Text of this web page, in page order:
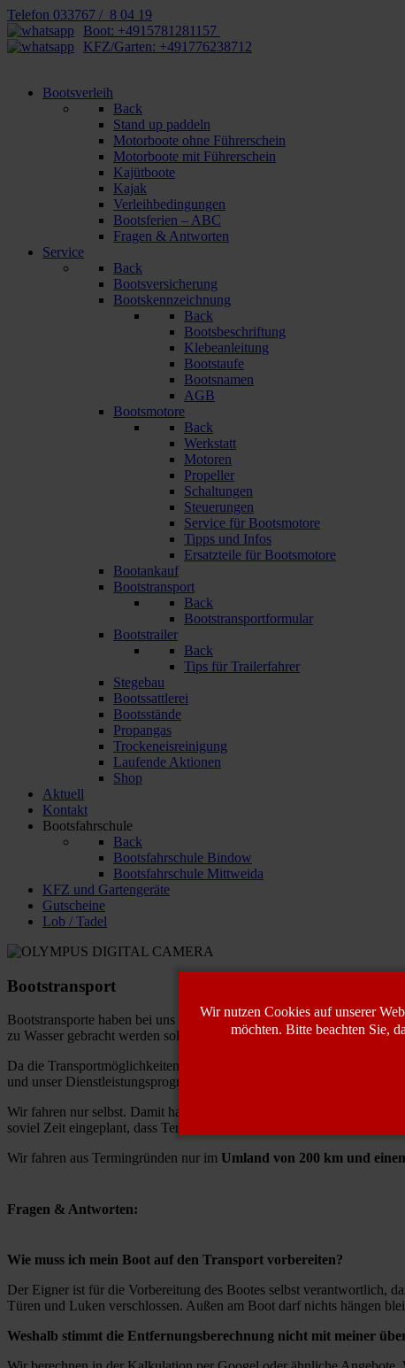
Telefon 033767 / 8 04 19
Boot: +4915781281157
KFZ/Garten: +491776238712
Bootsverleih
Back
Stand up paddeln
Motorboote ohne Führerschein
Motorboote mit Führerschein
Kajütboote
Kajak
Verleihbedingungen
Bootsferien – ABC
Fragen & Antworten
Service
Back
Bootsversicherung
Bootskennzeichnung
Back
Bootsbeschriftung
Klebeanleitung
Bootstaufe
Bootsnamen
AGB
Bootsmotore
Back
Werkstatt
Motoren
Propeller
Schaltungen
Steuerungen
Service für Bootsmotore
Tipps und Infos
Ersatzteile für Bootsmotore
Bootankauf
Bootstransport
Back
Bootstransportformular
Bootstrailer
Back
Tips für Trailerfahrer
Stegebau
Bootssattlerei
Bootsstände
Propangas
Trockeneisreinigung
Laufende Aktionen
Shop
Aktuell
Kontakt
Bootsfahrschule
Back
Bootsfahrschule Bindow
Bootsfahrschule Mittweida
KFZ und Gartengeräte
Gutscheine
Lob / Tadel
Bootstransport
Bootstransporte haben bei uns immer eine Rolle gespielt, wobei sie
zu Wasser gebracht werden sollte.
Da die Transportmöglichkeiten im Laufe der Jahre immer
und unser Dienstleistungsprogramm erweitert.
Wir fahren nur selbst. Damit haben Sie die Gewähr dass ein
soviel Zeit eingeplant, dass Termine auch bei ungünstigen
Wir fahren aus Termingründen nur im Umland von 200 km und
Fragen & Antworten:
Wie muss ich mein Boot auf den Transport vorbereiten?
Der Eigner ist für die Vorbereitung des Bootes selbst verantwortlich,
Türen und Luken verschlossen. Außen am Boot darf nichts hängen
Weshalb stimmt die Entfernungsberechnung nicht mit meiner
Wir nutzen Cookies auf unserer
möchten. Bitte beachten Sie,